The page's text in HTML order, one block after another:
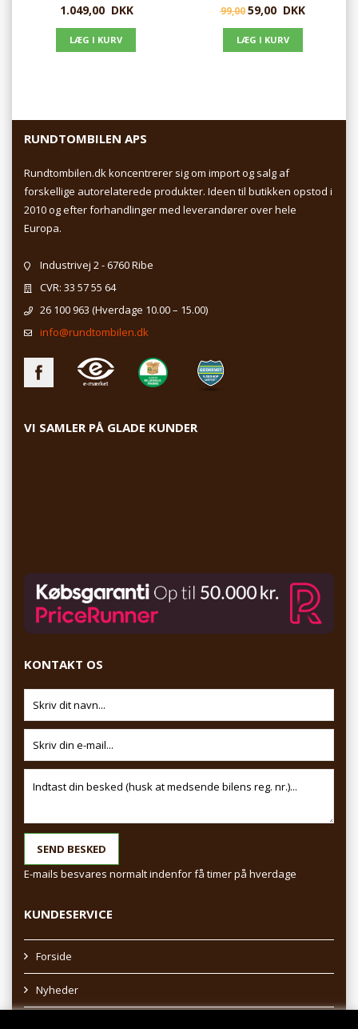
1.049,00 DKK 99,00 59,00DKK
RUNDTOMBILEN APS
Rundtombilen.dk koncentrerer sig om import og salg af
forskellige autorelaterede produkter. Ideen til butikken opstod i
2010 og efter forhandlinger med leverandører over hele
Europa.
Industrivej 2 - 6760 Ribe
CVR: 33 57 55 64
26 100 963 (Hverdage 10.00 – 15.00)
info@rundtombilen.dk
VI SAMLER PÅ GLADE KUNDER
KONTAKT OS
E-mails besvares normalt indenfor få timer på hverdage
KUNDESERVICE
Forside
Nyheder